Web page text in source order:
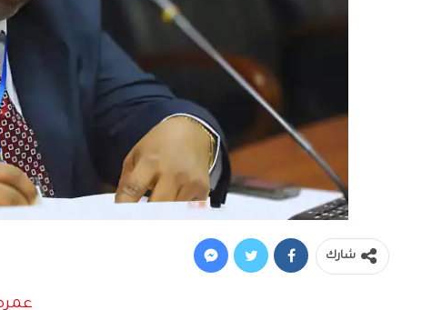
شارك